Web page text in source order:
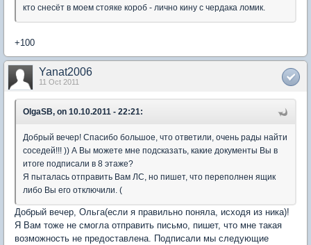
кто снесёт в моем стояке короб - лично кину с чердака ломик.
+100
Yanat2006
11 Oct 2011
OlgaSB, on 10.10.2011 - 22:21:
Добрый вечер! Спасибо большое, что ответили, очень рады найти
соседей!!! )) А Вы можете мне подсказать, какие документы Вы в
итоге подписали в 8 этаже?
Я пыталась отправить Вам ЛС, но пишет, что переполнен ящик
либо Вы его отключили. (
Добрый вечер, Ольга(если я правильно поняла, исходя из ника)!
Я Вам тоже не смогла отправить письмо, пишет, что мне такая
возможность не предоставлена. Подписали мы следующие